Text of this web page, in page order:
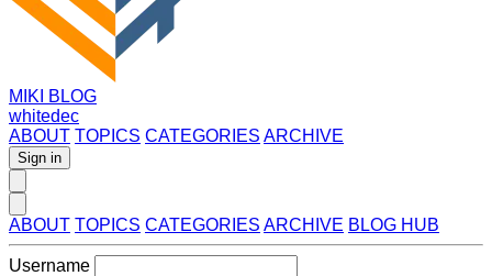
MIKI BLOG
whitedec
ABOUT TOPICS CATEGORIES ARCHIVE
Sign in
ABOUT TOPICS CATEGORIES ARCHIVE BLOG HUB
Username